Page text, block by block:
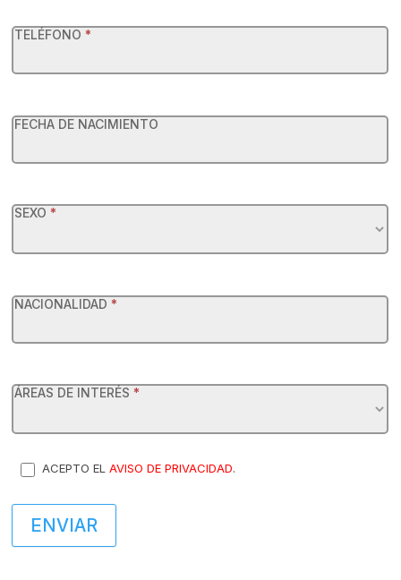
TELÉFONO *
FECHA DE NACIMIENTO
SEXO *
NACIONALIDAD *
ÁREAS DE INTERÉS *
ACEPTO ELAVISO DE PRIVACIDAD.
ENVIAR